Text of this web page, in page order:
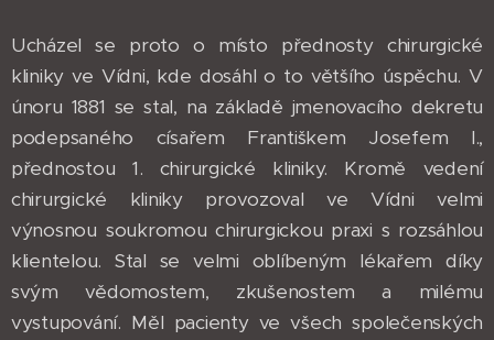
Ucházel se proto o místo přednosty chirurgické
kliniky ve Vídni, kde dosáhl o to většího úspěchu. V
únoru 1881 se stal, na základě jmenovacího dekretu
podepsaného císařem Františkem Josefem I.,
přednostou 1. chirurgické kliniky. Kromě vedení
chirurgické kliniky provozoval ve Vídni velmi
výnosnou soukromou chirurgickou praxi s rozsáhlou
klientelou. Stal se velmi oblíbeným lékařem díky
svým vědomostem, zkušenostem a milému
vystupování. Měl pacienty ve všech společenských